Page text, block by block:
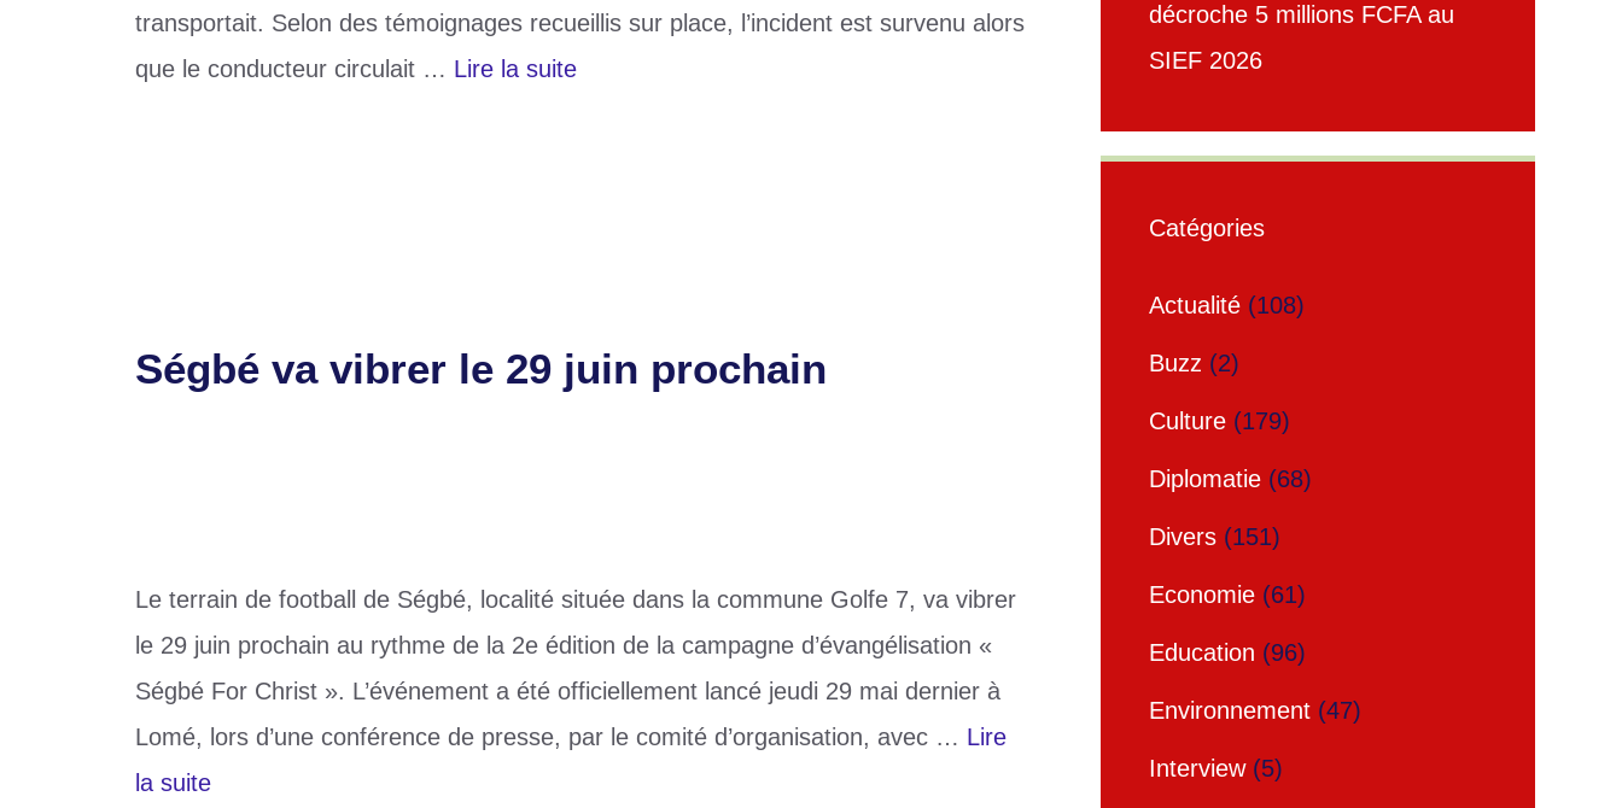
transportait. Selon des témoignages recueillis sur place, l’incident est survenu alors
que le conducteur circulait … Lire la suite
Ségbé va vibrer le 29 juin prochain
Le terrain de football de Ségbé, localité située dans la commune Golfe 7, va vibrer
le 29 juin prochain au rythme de la 2e édition de la campagne d’évangélisation «
Ségbé For Christ ». L’événement a été officiellement lancé jeudi 29 mai dernier à
Lomé, lors d’une conférence de presse, par le comité d’organisation, avec … Lire
la suite
décroche 5 millions FCFA au
SIEF 2026
Catégories
Actualité (108)
Buzz (2)
Culture (179)
Diplomatie (68)
Divers (151)
Economie (61)
Education (96)
Environnement (47)
Interview(5)